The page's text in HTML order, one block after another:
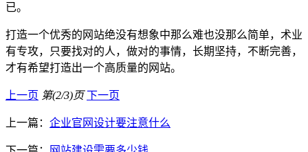
已。
打造一个优秀的网站绝没有想象中那么难也没那么简单，术业
有专攻，只要找对的人，做对的事情，长期坚持，不断完善，
才有希望打造出一个高质量的网站。
上一页 第(2/3)页 下一页
上一篇： 企业官网设计要注意什么